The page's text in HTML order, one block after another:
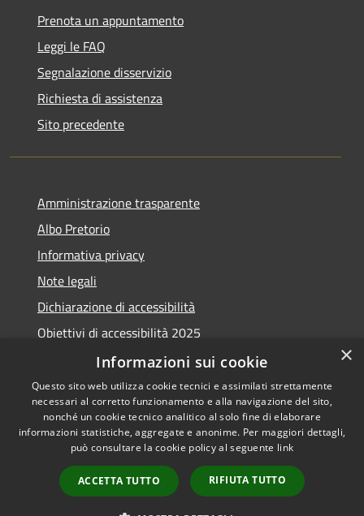
Prenota un appuntamento
Leggi le FAQ
Segnalazione disservizio
Richiesta di assistenza
Sito precedente
Amministrazione trasparente
Albo Pretorio
Informativa privacy
Note legali
Dichiarazione di accessibilità
Obiettivi di accessibilità 2025
Meccanismo di feedback
RSS
Accessibilità
Copyright © 2026 • Comune di
Municipium•
Accesso
redazione
×
Informazioni sui cookie
Questo sito web utilizza cookie tecnici e assimilati strettamente
necessari al corretto funzionamento e alla navigazione del sito,
nonché un cookie tecnico analitico al solo fine di elaborare
informazioni statistiche, aggregate e anonime. Per maggiori dettagli,
può consultare la cookie policy al seguente link
ACCETTA TUTTO RIFIUTA TUTTO